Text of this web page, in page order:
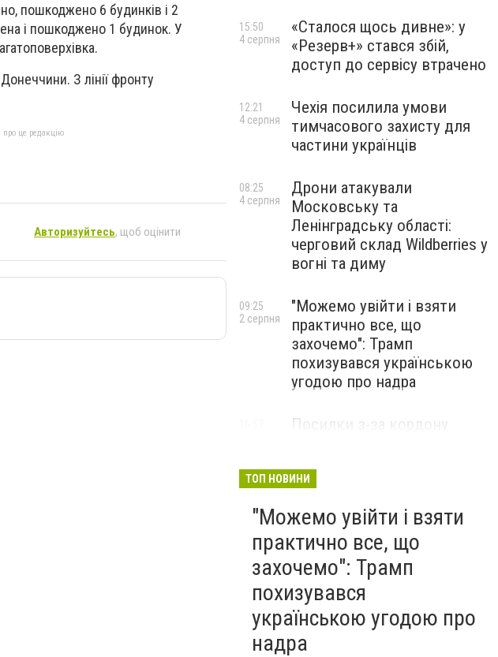
пошкоджено 6 будинків і 2
і пошкоджено 1 будинок. У
З лінії фронту
про це редакцію
Авторизуйтесь, щоб оцінити
«Сталося щось дивне»: у
«Резерв+» стався збій,
доступ до сервісу втрачено
15:50
4 серпня
Чехія посилила умови
тимчасового захисту для
частини українців
12:21
4 серпня
Дрони атакували
Московську та
Ленінградську області:
черговий склад Wildberries у
вогні та диму
08:25
4 серпня
"Можемо увійти і взяти
практично все, що
захочемо": Трамп
похизувався українською
угодою про надра
09:25
2 серпня
Посилки з-за кордону
правила
ТОП НОВИНИ
"Можемо увійти і взяти
практично все, що
захочемо": Трамп
похизувався
українською угодою про
надра